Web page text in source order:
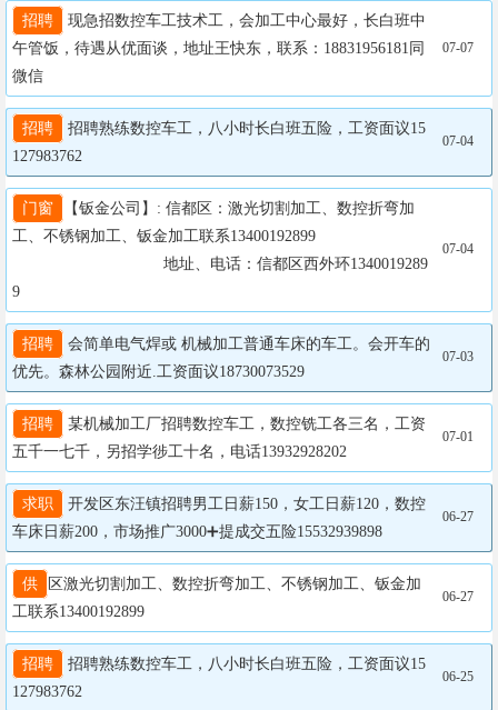
招聘
现急招数控车工技术工，会加工中心最好，长白班中
午管饭，待遇从优面谈，地址王快东，联系：18831956181同
微信
07-07
招聘
招聘熟练数控车工，八小时长白班五险，工资面议15
127983762
07-04
门窗
【钣金公司】: 信都区：激光切割加工、数控折弯加
工、不锈钢加工、钣金加工联系13400192899
9
07-04
招聘
会简单电气焊或 机械加工普通车床的车工。会开车的
优先。森林公园附近.工资面议18730073529
07-03
招聘
某机械加工厂招聘数控车工，数控铣工各三名，工资
五千一七千，另招学徏工十名，电话13932928202
07-01
求职
开发区东汪镇招聘男工日薪150，女工日薪120，数控
车床日薪200，市场推广3000➕提成交五险15532939898
06-27
供
区激光切割加工、数控折弯加工、不锈钢加工、钣金加
工联系13400192899
06-27
招聘
招聘熟练数控车工，八小时长白班五险，工资面议15
127983762
06-25